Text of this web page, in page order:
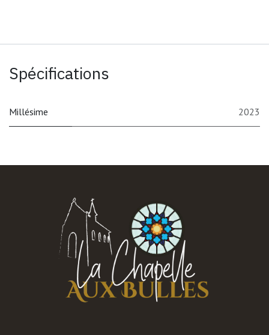
Spécifications
Millésime 2023